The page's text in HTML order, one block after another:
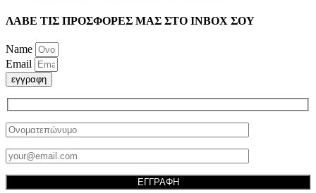
ΛΑΒΕ ΤΙΣ ΠΡΟΣΦΟΡΕΣ ΜΑΣ ΣΤΟ ΙΝΒΟΧ ΣΟΥ
Name
Email
εγγραφη